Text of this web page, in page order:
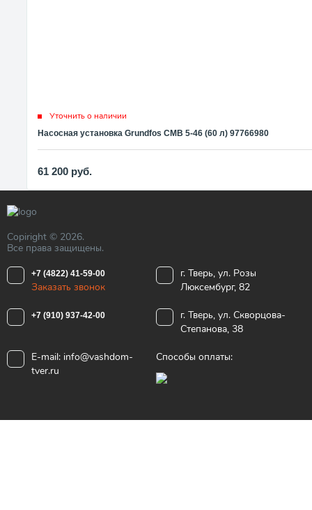
Уточнить о наличии
Насосная установка Grundfos CMB 5-46 (60 л) 97766980
61 200 руб.
Copiright © 2026.
Все права защищены.
+7 (4822) 41-59-00
Заказать звонок
г. Тверь, ул. Розы
Люксембург, 82
+7 (910) 937-42-00
г. Тверь, ул. Скворцова-
Степанова, 38
E-mail: info@vashdom-
tver.ru
Способы оплаты: